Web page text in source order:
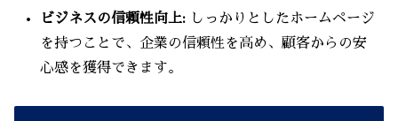
ビジネスの信頼性向上: しっかりとしたホームページ
を持つことで、企業の信頼性を高め、顧客からの安
心感を獲得できます。